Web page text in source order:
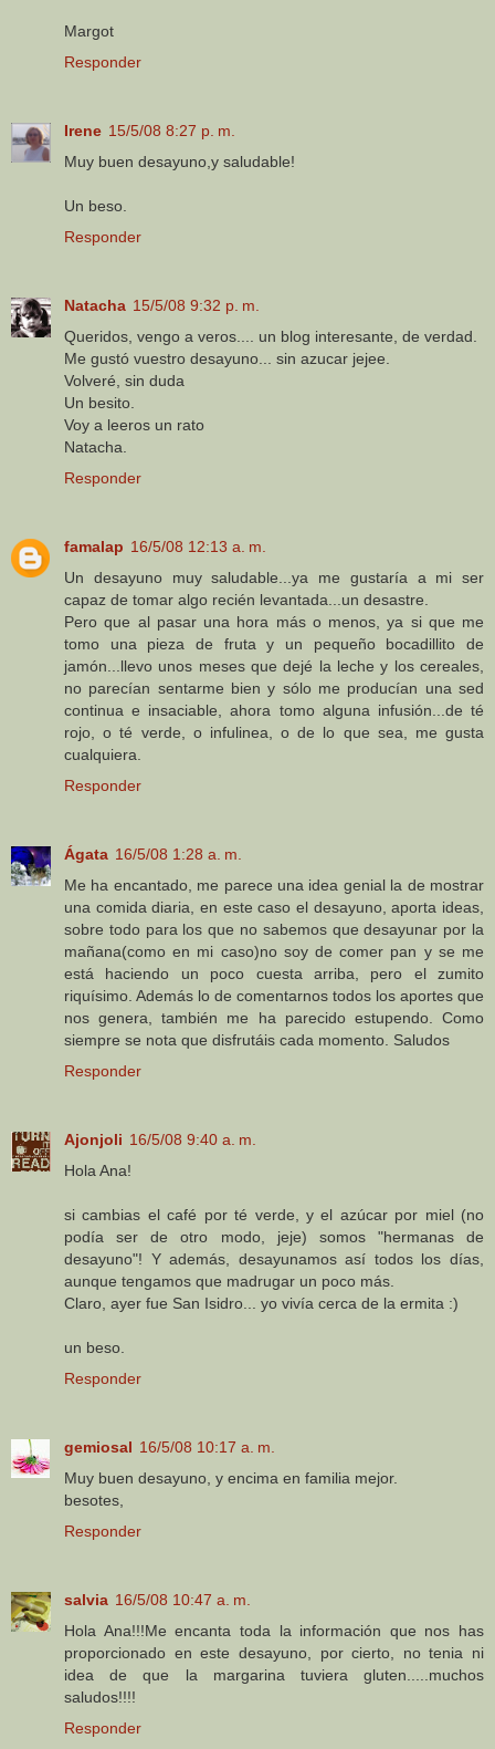
Margot
Responder
Irene 15/5/08 8:27 p. m.
Muy buen desayuno,y saludable!
Un beso.
Responder
Natacha 15/5/08 9:32 p. m.
Queridos, vengo a veros.... un blog interesante, de verdad.
Me gustó vuestro desayuno... sin azucar jejee.
Volveré, sin duda
Un besito.
Voy a leeros un rato
Natacha.
Responder
famalap 16/5/08 12:13 a. m.
Un desayuno muy saludable...ya me gustaría a mi ser
capaz de tomar algo recién levantada...un desastre.
Pero que al pasar una hora más o menos, ya si que me
tomo una pieza de fruta y un pequeño bocadillito de
jamón...llevo unos meses que dejé la leche y los cereales,
no parecían sentarme bien y sólo me producían una sed
continua e insaciable, ahora tomo alguna infusión...de té
rojo, o té verde, o infulinea, o de lo que sea, me gusta
cualquiera.
Responder
Ágata 16/5/08 1:28 a. m.
Me ha encantado, me parece una idea genial la de mostrar
una comida diaria, en este caso el desayuno, aporta ideas,
sobre todo para los que no sabemos que desayunar por la
mañana(como en mi caso)no soy de comer pan y se me
está haciendo un poco cuesta arriba, pero el zumito
riquísimo. Además lo de comentarnos todos los aportes que
nos genera, también me ha parecido estupendo. Como
siempre se nota que disfrutáis cada momento. Saludos
Responder
Ajonjoli 16/5/08 9:40 a. m.
Hola Ana!
si cambias el café por té verde, y el azúcar por miel (no
podía ser de otro modo, jeje) somos "hermanas de
desayuno"! Y además, desayunamos así todos los días,
aunque tengamos que madrugar un poco más.
Claro, ayer fue San Isidro... yo vivía cerca de la ermita :)
un beso.
Responder
gemiosal 16/5/08 10:17 a. m.
Muy buen desayuno, y encima en familia mejor.
besotes,
Responder
salvia 16/5/08 10:47 a. m.
Hola Ana!!!Me encanta toda la información que nos has
proporcionado en este desayuno, por cierto, no tenia ni
idea de que la margarina tuviera gluten.....muchos
saludos!!!!
Responder